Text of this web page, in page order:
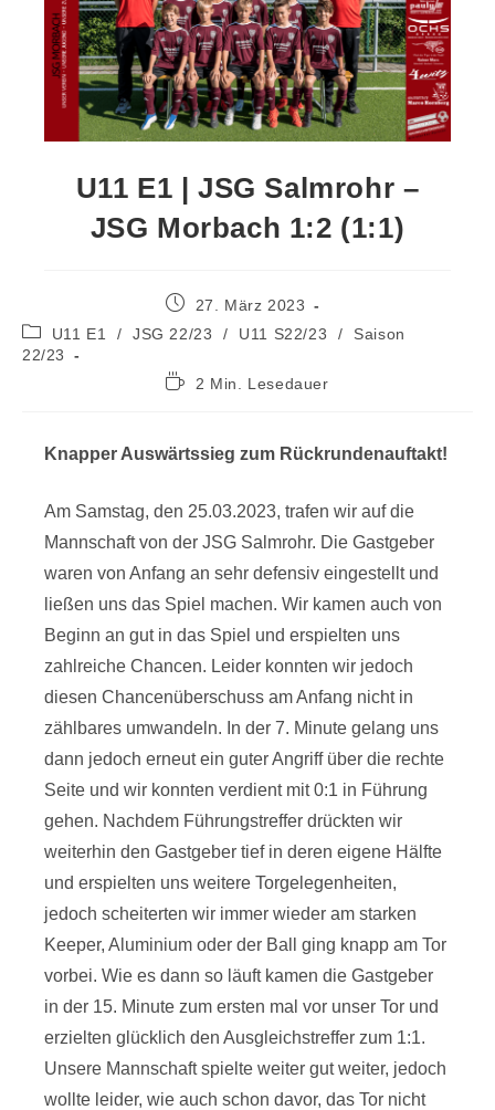
U11 E1 | JSG Salmrohr –
JSG Morbach 1:2 (1:1)
27. März 2023
U11 E1
/ JSG 22/23 / U11 S22/23 /
Saison
22/23
2 Min. Lesedauer
Knapper Auswärtssieg zum Rückrundenauftakt!
Am Samstag, den 25.03.2023, trafen wir auf die
Mannschaft von der JSG Salmrohr. Die Gastgeber
waren von Anfang an sehr defensiv eingestellt und
ließen uns das Spiel machen. Wir kamen auch von
Beginn an gut in das Spiel und erspielten uns
zahlreiche Chancen. Leider konnten wir jedoch
diesen Chancenüberschuss am Anfang nicht in
zählbares umwandeln. In der 7. Minute gelang uns
dann jedoch erneut ein guter Angriff über die rechte
Seite und wir konnten verdient mit 0:1 in Führung
gehen. Nachdem Führungstreffer drückten wir
weiterhin den Gastgeber tief in deren eigene Hälfte
und erspielten uns weitere Torgelegenheiten,
jedoch scheiterten wir immer wieder am starken
Keeper, Aluminium oder der Ball ging knapp am Tor
vorbei. Wie es dann so läuft kamen die Gastgeber
in der 15. Minute zum ersten mal vor unser Tor und
erzielten glücklich den Ausgleichstreffer zum 1:1.
Unsere Mannschaft spielte weiter gut weiter, jedoch
wollte leider, wie auch schon davor, das Tor nicht